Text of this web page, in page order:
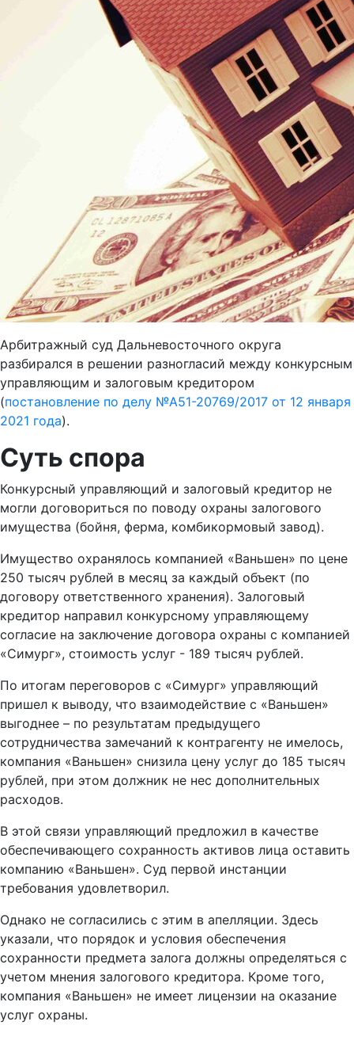
Арбитражный суд Дальневосточного округа
разбирался в решении разногласий между конкурсным
управляющим и залоговым кредитором
(постановление по делу №А51-20769/2017 от 12 января
2021 года).
Суть спора
Конкурсный управляющий и залоговый кредитор не
могли договориться по поводу охраны залогового
имущества (бойня, ферма, комбикормовый завод).
Имущество охранялось компанией «Ваньшен» по цене
250 тысяч рублей в месяц за каждый объект (по
договору ответственного хранения). Залоговый
кредитор направил конкурсному управляющему
согласие на заключение договора охраны с компанией
«Симург», стоимость услуг - 189 тысяч рублей.
По итогам переговоров с «Симург» управляющий
пришел к выводу, что взаимодействие с «Ваньшен»
выгоднее – по результатам предыдущего
сотрудничества замечаний к контрагенту не имелось,
компания «Ваньшен» снизила цену услуг до 185 тысяч
рублей, при этом должник не нес дополнительных
расходов.
В этой связи управляющий предложил в качестве
обеспечивающего сохранность активов лица оставить
компанию «Ваньшен». Суд первой инстанции
требования удовлетворил.
Однако не согласились с этим в апелляции. Здесь
указали, что порядок и условия обеспечения
сохранности предмета залога должны определяться с
учетом мнения залогового кредитора. Кроме того,
компания «Ваньшен» не имеет лицензии на оказание
услуг охраны.